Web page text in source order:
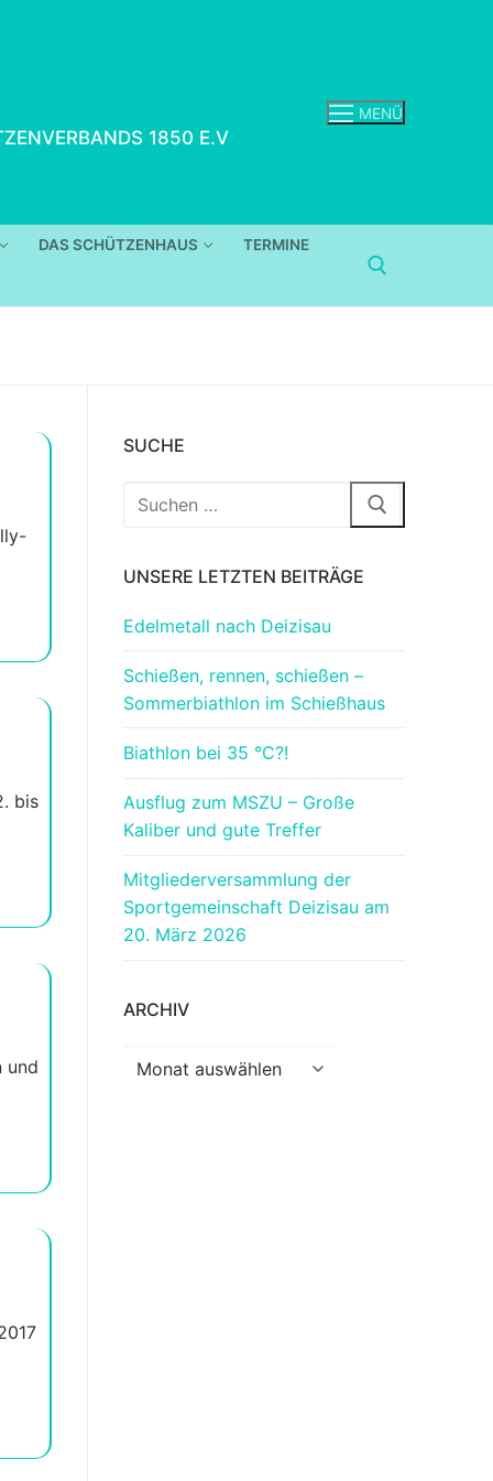
1850 E.V
MENÜ
DAS SCHÜTZENHAUS TERMINE
bis
und
SUCHE
Suchen
UNSERE LETZTEN BEITRÄGE
Edelmetall nach Deizisau
Schießen, rennen, schießen –
Sommerbiathlon im Schießhaus
Biathlon bei 35 °C?!
Ausflug zum MSZU – Große
Kaliber und gute Treffer
Mitgliederversammlung der
Sportgemeinschaft Deizisau am
20. März 2026
ARCHIV
Archiv